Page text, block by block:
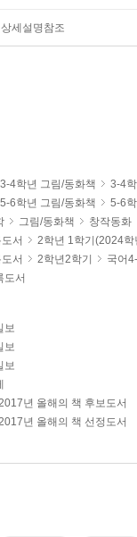
상세설명참조
3-4학년 그림/동화책
3-4
5-6학년 그림/동화책
5-6
그림/동화책
창작동화
서
2학년 1학기(2024학
서 2학년2학기
국어
도서
보
보
보
년 올해의 책 후보도서
년 올해의 책 선정도서